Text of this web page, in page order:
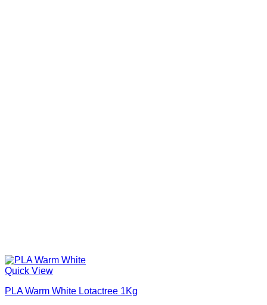
Quick View
PLA Warm White Lotactree 1Kg